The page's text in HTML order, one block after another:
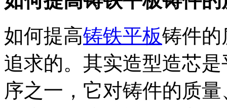
如何提高铸铁平板铸件的
追求的。其实造型造芯
序之一，它对铸件的质